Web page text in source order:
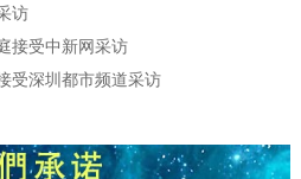
访
接受中新网采访
受深圳都市频道采访